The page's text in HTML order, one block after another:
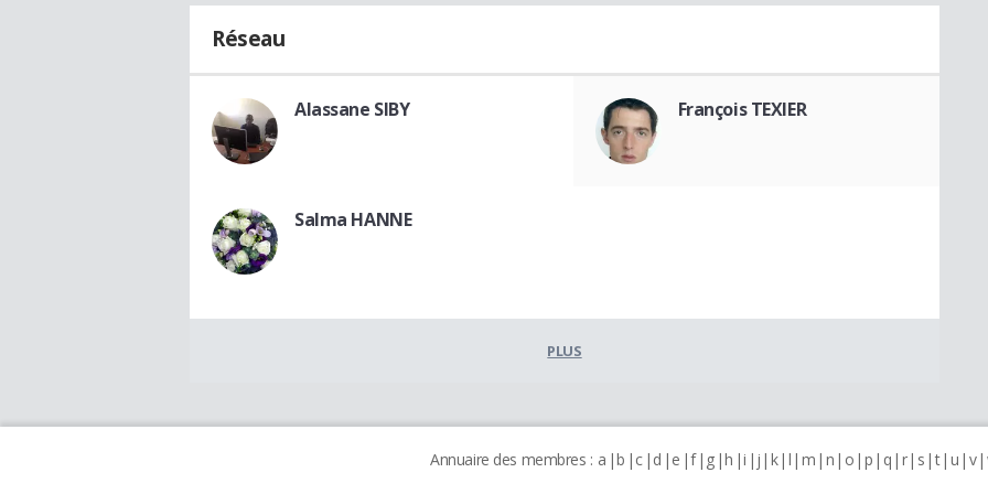
Réseau
Alassane SIBY François TEXIER
Salma HANNE
PLUS
Annuaire des membres : a b c d e f g h i j k l m n o p q r s t u v